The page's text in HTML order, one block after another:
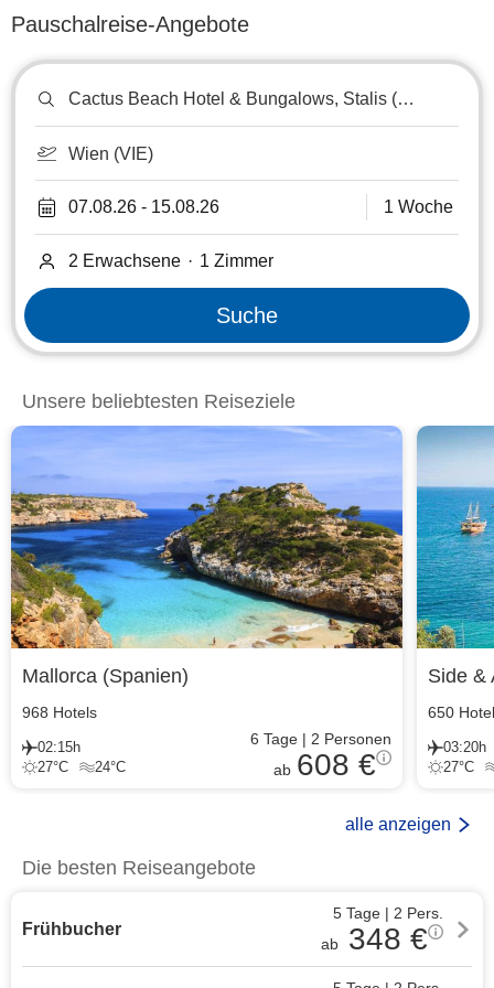
Pauschalreise-Angebote
oder
Wien (VIE)
07.08.26 - 15.08.26 1 Woche
2 Erwachsene · 1 Zimmer
Suche
Unsere beliebtesten Reiseziele
Mallorca (Spanien)
968 Hotels
02:15h
27°C 24°C
6 Tage| 2 Personen
ab 608 €
Side &
650
03:20h
27°C
alle anzeigen
Die besten Reiseangebote
Frühbucher
5 Tage | 2 Pers.
ab
348 €